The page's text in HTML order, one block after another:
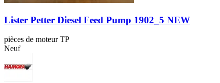
Lister Petter Diesel Feed Pump 1902_5 NEW
pièces de moteur TP
Neuf